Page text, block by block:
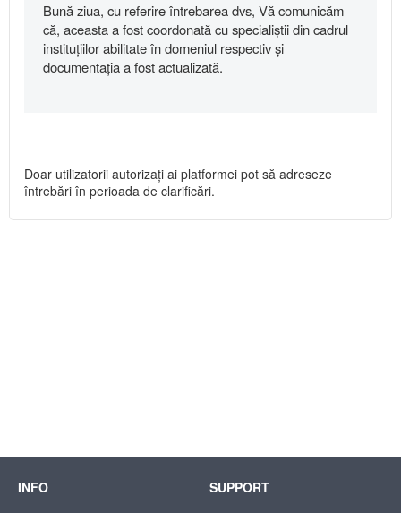
Bună ziua, cu referire întrebarea dvs, Vă comunicăm
că, aceasta a fost coordonată cu specialiștii din cadrul
instituțiilor abilitate în domeniul respectiv și
documentația a fost actualizată.
Doar utilizatorii autorizați ai platformei pot să adreseze
întrebări în perioada de clarificări.
INFO SUPPORT